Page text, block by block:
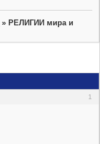
»РЕЛИГИИ мира и
1